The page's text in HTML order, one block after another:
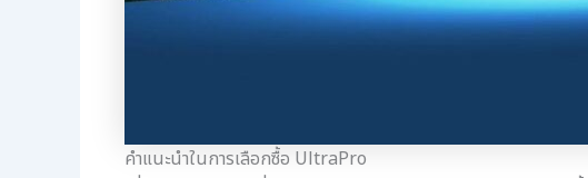
คำแนะนำในการเลือกซื้อ UltraPro